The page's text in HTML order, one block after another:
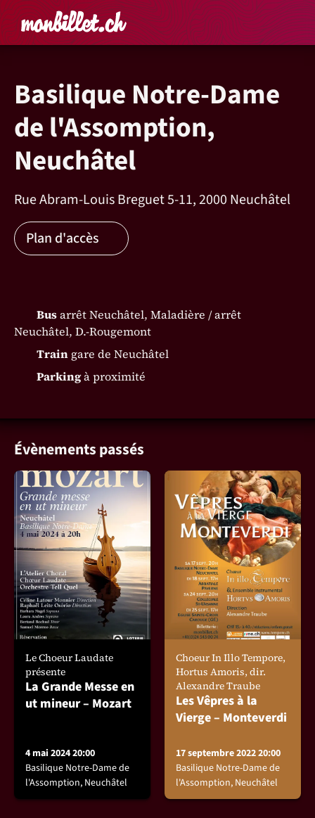
Accueil Rechercher un
Panier
Basilique Notre-Dame
de l'Assomption,
Neuchâtel
Rue Abram-Louis Breguet 5-11, 2000 Neuchâtel
Plan d'accès
Busarrêt Neuchâtel, Maladière / arrêt
Neuchâtel, D.-Rougemont
Train gare de Neuchâtel
Parkingà proximité
Évènements passés
Le Choeur Laudate
présente
La Grande Messe en
ut mineur – Mozart
4 mai 2024 20:00
Basilique Notre-Dame de
l'Assomption, Neuchâtel
Choeur In Illo Tempore,
Hortus Amoris, dir.
Alexandre Traube
Les Vêpres à la
Vierge – Monteverdi
17 septembre 2022 20:00
Basilique Notre-Dame de
l'Assomption, Neuchâtel